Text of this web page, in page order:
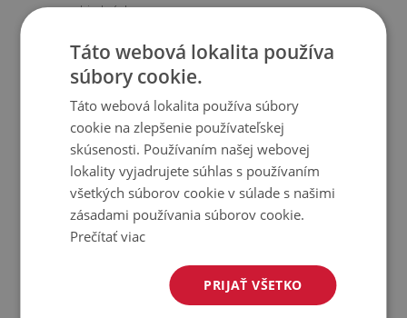
objednávky.
Prípadné rezervácie a sťažnosti je možné podať
organizátorovi prostredníctvom e-mailu na
adresuinfo@kobercomat.sk. Čas na posúdenie
reklamácie je 14 dní.
Účastníci súhlasia so spracovaním svojich
osobných údajov na účely objednávok.
Naše zásady ochrany osobných údajov sú k
dispozíciiTU
Používaním Ponuky prijímate tieto nariadenia
Táto webová lokalita používa
súbory cookie.
Táto webová lokalita používa súbory
cookie na zlepšenie používateľskej
skúsenosti. Používaním našej webovej
lokality vyjadrujete súhlas s používaním
všetkých súborov cookie v súlade s našimi
zásadami používania súborov cookie.
Prečítať viac
PRIJAŤ VŠETKO